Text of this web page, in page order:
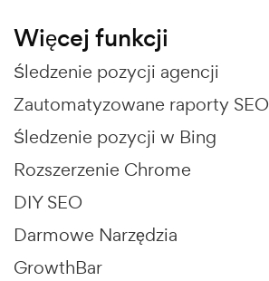
Więcej funkcji
Śledzenie pozycji agencji
Zautomatyzowane raporty SEO
Śledzenie pozycji w Bing
Rozszerzenie Chrome
DIY SEO
Darmowe Narzędzia
GrowthBar